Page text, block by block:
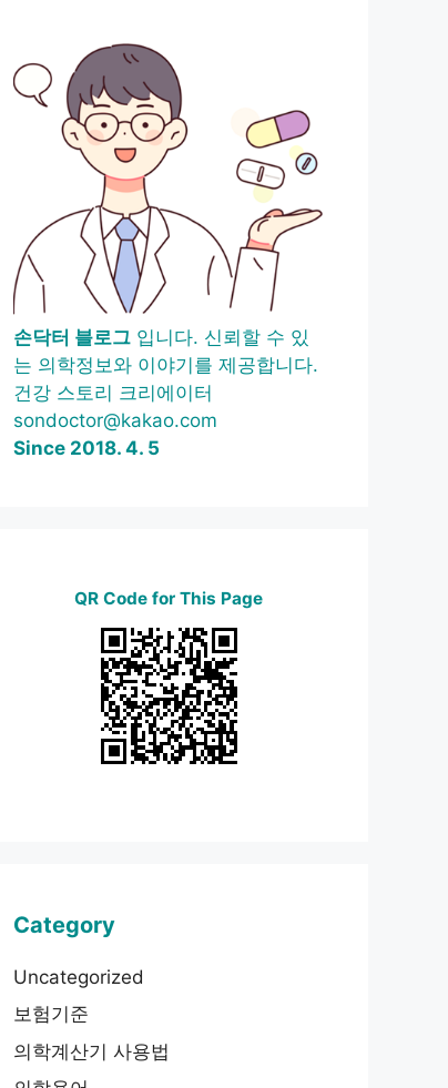
손닥터 블로그 입니다. 신뢰할 수 있
는 의학정보와 이야기를 제공합니다.
건강 스토리 크리에이터
sondoctor@kakao.com
Since 2018. 4. 5
QR Code for This Page
Category
Uncategorized
보험기준
의학계산기 사용법